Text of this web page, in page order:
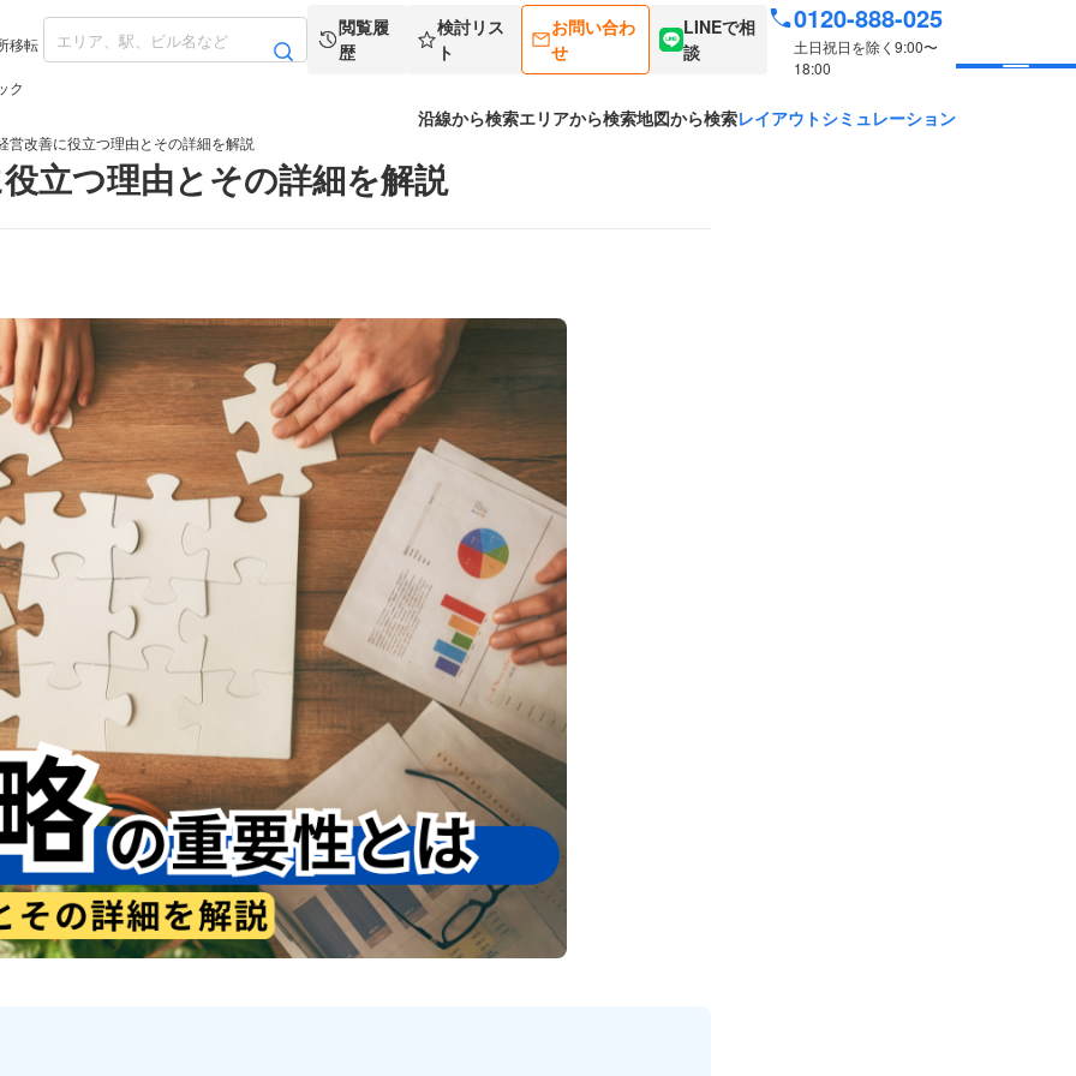
移転
ク
閲覧履
歴
検討リス
ト
お問い合わ
せ
LINEで相
談
0120-888-025
土日祝日を除く9:00〜
18:00
沿線から検索エリアから検索地図から検索レイアウトシミュレーション
営改善に役立つ理由とその詳細を解説
立つ理由とその詳細を解説